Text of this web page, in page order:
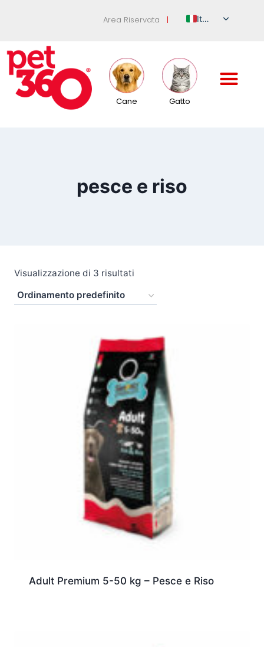
Area Riservata |
Italian
French
Cane Gatto
pesce e riso
Visualizzazione di 3 risultati
Adult Premium 5-50 kg – Pesce e Riso